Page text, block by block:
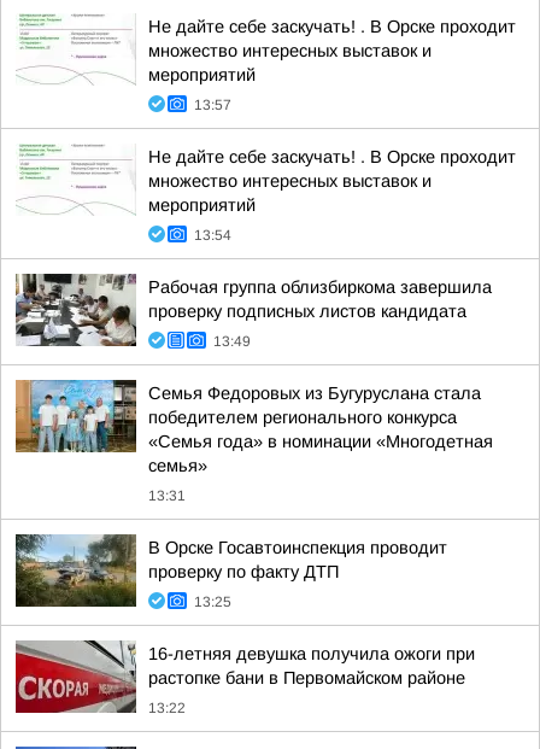
Не дайте себе заскучать! . В Орске проходит
множество интересных выставок и
мероприятий
13:57
Не дайте себе заскучать! . В Орске проходит
множество интересных выставок и
мероприятий
13:54
Рабочая группа облизбиркома завершила
проверку подписных листов кандидата
13:49
Семья Федоровых из Бугуруслана стала
победителем регионального конкурса
«Семья года» в номинации «Многодетная
семья»
13:31
В Орске Госавтоинспекция проводит
проверку по факту ДТП
13:25
16-летняя девушка получила ожоги при
растопке бани в Первомайском районе
13:22